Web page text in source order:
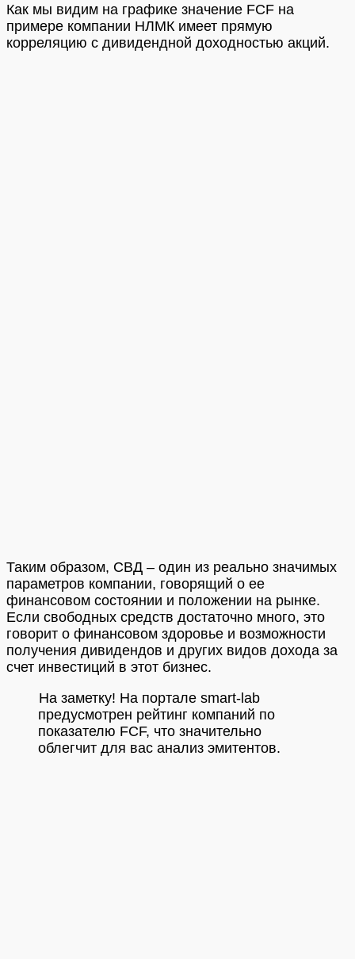
Как мы видим на графике значение FCF на
примере компании НЛМК имеет прямую
корреляцию с дивидендной доходностью акций.
Таким образом, СВД – один из реально значимых
параметров компании, говорящий о ее
финансовом состоянии и положении на рынке.
Если свободных средств достаточно много, это
говорит о финансовом здоровье и возможности
получения дивидендов и других видов дохода за
счет инвестиций в этот бизнес.
На заметку! На портале smart-lab
предусмотрен рейтинг компаний по
показателю FCF, что значительно
облегчит для вас анализ эмитентов.